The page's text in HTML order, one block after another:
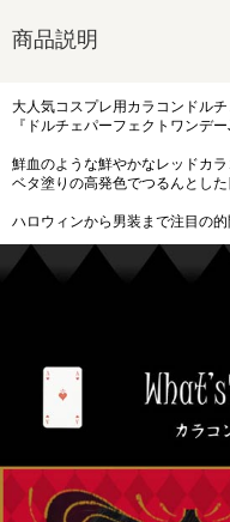
商品説明
大人気コスプレ用カラコンドル
『ドルチェパーフェクトワンデ
鮮血のような鮮やかなレッドカラ
ベタ塗りの高発色でつるんとした
ハロウィンから男装まで注目の